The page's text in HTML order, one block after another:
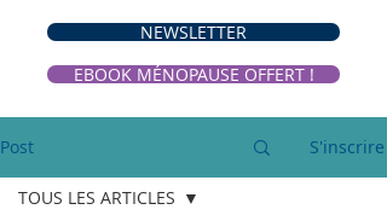
EBOOK MÉNOPAUSE OFFERT !
NEWSLETTER
Post S'inscrire
TOUS LES ARTICLES